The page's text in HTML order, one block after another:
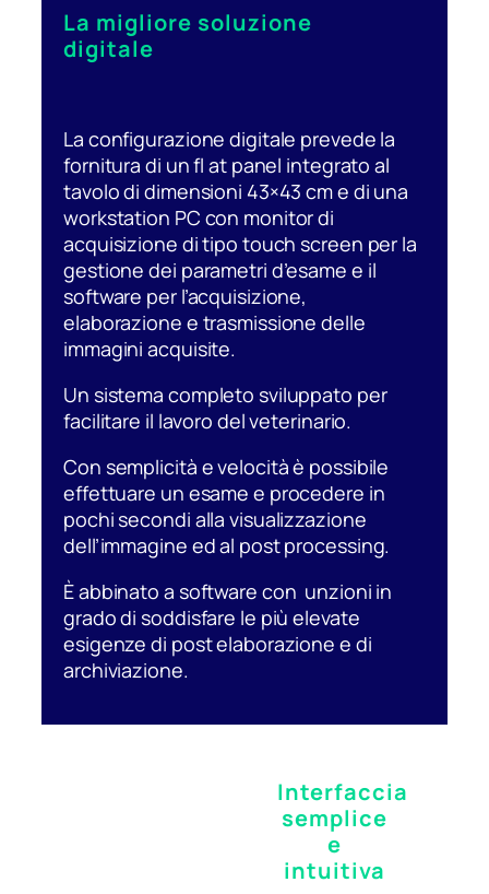
La migliore soluzione
digitale
La configurazione digitale prevede la
fornitura di un fl at panel integrato al
tavolo di dimensioni 43×43 cm e di una
workstation PC con monitor di
acquisizione di tipo touch screen per la
gestione dei parametri d’esame e il
software per l’acquisizione,
elaborazione e trasmissione delle
immagini acquisite.
Un sistema completo sviluppato per
facilitare il lavoro del veterinario.
Con semplicità e velocità è possibile
effettuare un esame e procedere in
pochi secondi alla visualizzazione
dell’immagine ed al post processing.
È abbinato a software con unzioni in
grado di soddisfare le più elevate
esigenze di post elaborazione e di
archiviazione.
Interfaccia
semplice
e
intuitiva